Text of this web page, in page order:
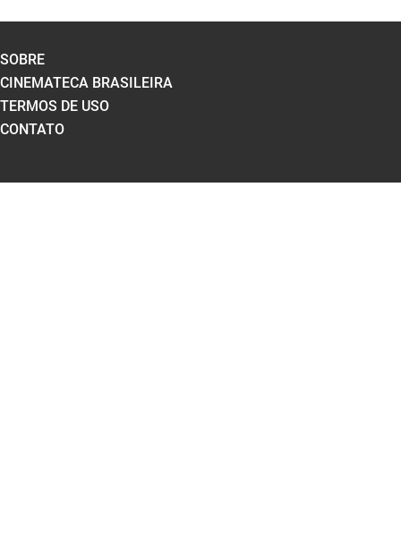
SOBRE
CINEMATECA BRASILEIRA
TERMOS DE USO
CONTATO